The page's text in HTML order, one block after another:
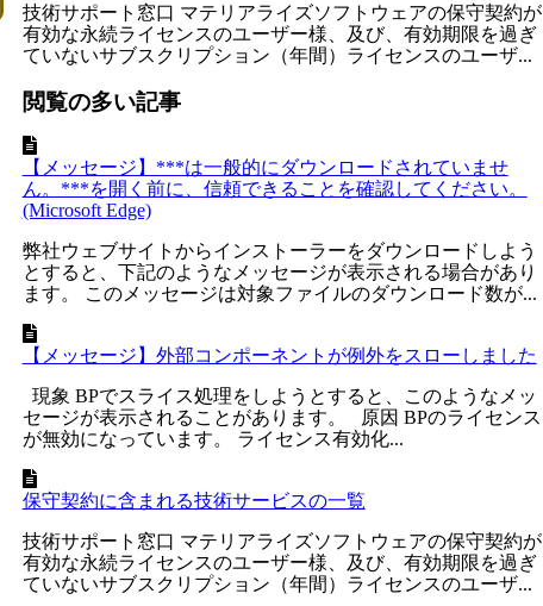
技術サポート窓口 マテリアライズソフトウェアの保守契約が
有効な永続ライセンスのユーザー様、及び、有効期限を過ぎ
ていないサブスクリプション（年間）ライセンスのユーザ...
閲覧の多い記事
【メッセージ】***は一般的にダウンロードされていませ
ん。***を開く前に、信頼できることを確認してください。
(Microsoft Edge)
弊社ウェブサイトからインストーラーをダウンロードしよう
とすると、下記のようなメッセージが表示される場合があり
ます。 このメッセージは対象ファイルのダウンロード数が...
【メッセージ】外部コンポーネントが例外をスローしました
現象 BPでスライス処理をしようとすると、このようなメッ
セージが表示されることがあります。 原因 BPのライセンス
が無効になっています。 ライセンス有効化...
保守契約に含まれる技術サービスの一覧
技術サポート窓口 マテリアライズソフトウェアの保守契約が
有効な永続ライセンスのユーザー様、及び、有効期限を過ぎ
ていないサブスクリプション（年間）ライセンスのユーザ...